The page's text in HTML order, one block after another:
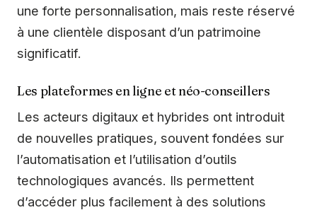
une forte personnalisation, mais reste réservé
à une clientèle disposant d’un patrimoine
significatif.
Les plateformes en ligne et néo-conseillers
Les acteurs digitaux et hybrides ont introduit
de nouvelles pratiques, souvent fondées sur
l’automatisation et l’utilisation d’outils
technologiques avancés. Ils permettent
d’accéder plus facilement à des solutions